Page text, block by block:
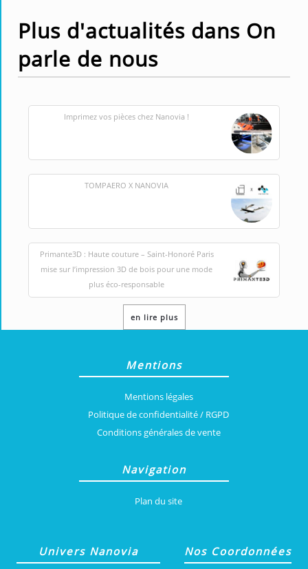
Plus d'actualités dans On
parle de nous
Imprimez vos pièces chez Nanovia !
TOMPAERO X NANOVIA
Primante3D : Haute couture – Saint-Honoré Paris
mise sur l’impression 3D de bois pour une mode
plus éco-responsable
en lire plus
Mentions
Mentions légales
Politique de confidentialité / RGPD
Conditions générales de vente
Navigation
Plan du site
Univers Nanovia Nos Coordonnées